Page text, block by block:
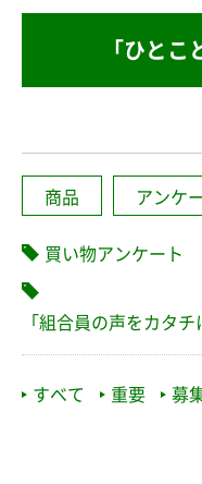
「ひとこ
商品 アンケ
買い物アンケート
「組合員の声をカタ
すべて 重要 募